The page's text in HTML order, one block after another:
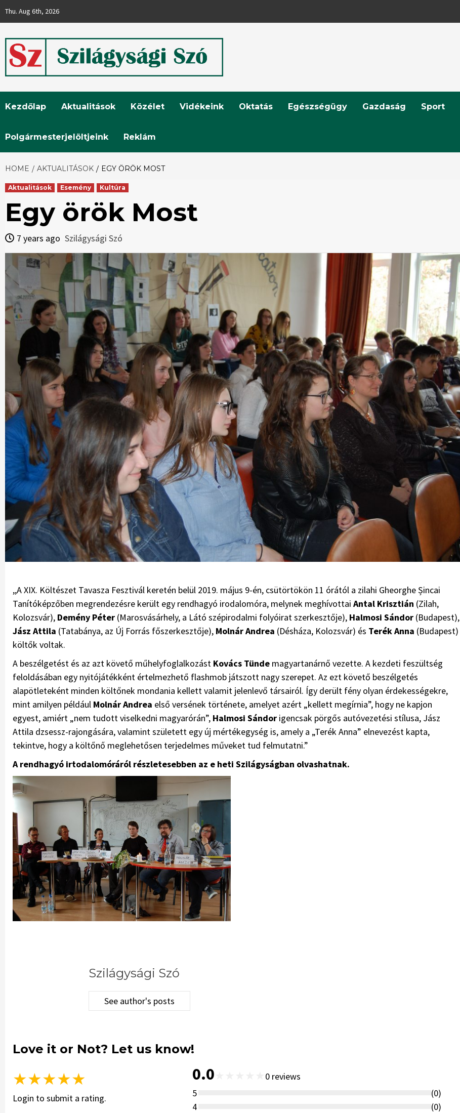
Thu. Aug 6th, 2026
Szilágysági
Szó
Kezdőlap Aktualitások Közélet Vidékeink Oktatás Egészségügy Gazdaság Sport
Polgármesterjelöltjeink Reklám
HOME AKTUALITÁSOK EGY ÖRÖK MOST
Aktualitások Esemény Kultúra
Egy örök Most
7 years ago Szilágysági Szó
,,A XIX. Költészet Tavasza Fesztivál keretén belül 2019. május 9-én, csütörtökön 11 órától a zilahi Gheorghe Șincai
Tanítóképzőben megrendezésre került egy rendhagyó irodalomóra, melynek meghívottai Antal Krisztián (Zilah,
Kolozsvár), Demény Péter (Marosvásárhely, a Látó szépirodalmi folyóirat szerkesztője), Halmosi Sándor (Budapest),
Jász Attila (Tatabánya, az Új Forrás főszerkesztője), Molnár Andrea (Désháza, Kolozsvár) és Terék Anna (Budapest)
költők voltak.
A beszélgetést és az azt követő műhelyfoglalkozást Kovács Tünde magyartanárnő vezette. A kezdeti feszültség
feloldásában egy nyitójátékként értelmezhető flashmob játszott nagy szerepet. Az ezt követő beszélgetés
alapötleteként minden költőnek mondania kellett valamit jelenlevő társairól. Így derült fény olyan érdekességekre,
mint amilyen például Molnár Andrea első versének története, amelyet azért „kellett megírnia”, hogy ne kapjon
egyest, amiért „nem tudott viselkedni magyarórán”, Halmosi Sándor igencsak pörgős autóvezetési stílusa, Jász
Attila dzsessz-rajongására, valamint született egy új mértékegység is, amely a „Terék Anna” elnevezést kapta,
tekintve, hogy a költőnő meglehetősen terjedelmes műveket tud felmutatni.”
A rendhagyó irtodalomóráról részletesebben az e heti Szilágyságban olvashatnak.
Szilágysági Szó
See author's posts
Love it or Not? Let us know!
★★★★★
Login to submit a rating.
0.0 0 reviews
5
(0)
4
(0)